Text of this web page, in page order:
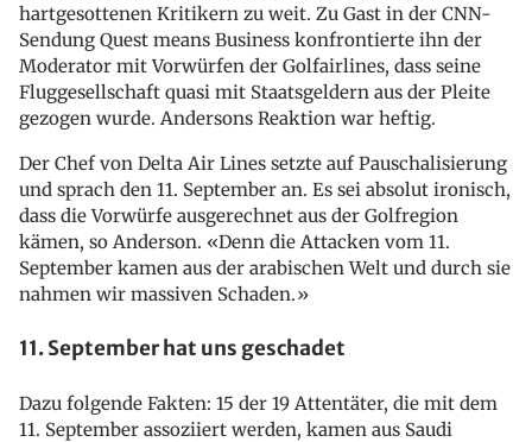
hartgesottenen Kritikern zu weit. Zu Gast in der CNN-
Sendung Quest means Business konfrontierte ihn der
Moderator mit Vorwürfen der Golfairlines, dass seine
Fluggesellschaft quasi mit Staatsgeldern aus der Pleite
gezogen wurde. Andersons Reaktion war heftig.
Der Chef von Delta Air Lines setzte auf Pauschalisierung
und sprach den 11. September an. Es sei absolut ironisch,
dass die Vorwürfe ausgerechnet aus der Golfregion
kämen, so Anderson. «Denn die Attacken vom 11.
September kamen aus der arabischen Welt und durch sie
nahmen wir massiven Schaden.»
11. September hat uns geschadet
Dazu folgende Fakten: 15 der 19 Attentäter, die mit dem
11. September assoziiert werden, kamen aus Saudi